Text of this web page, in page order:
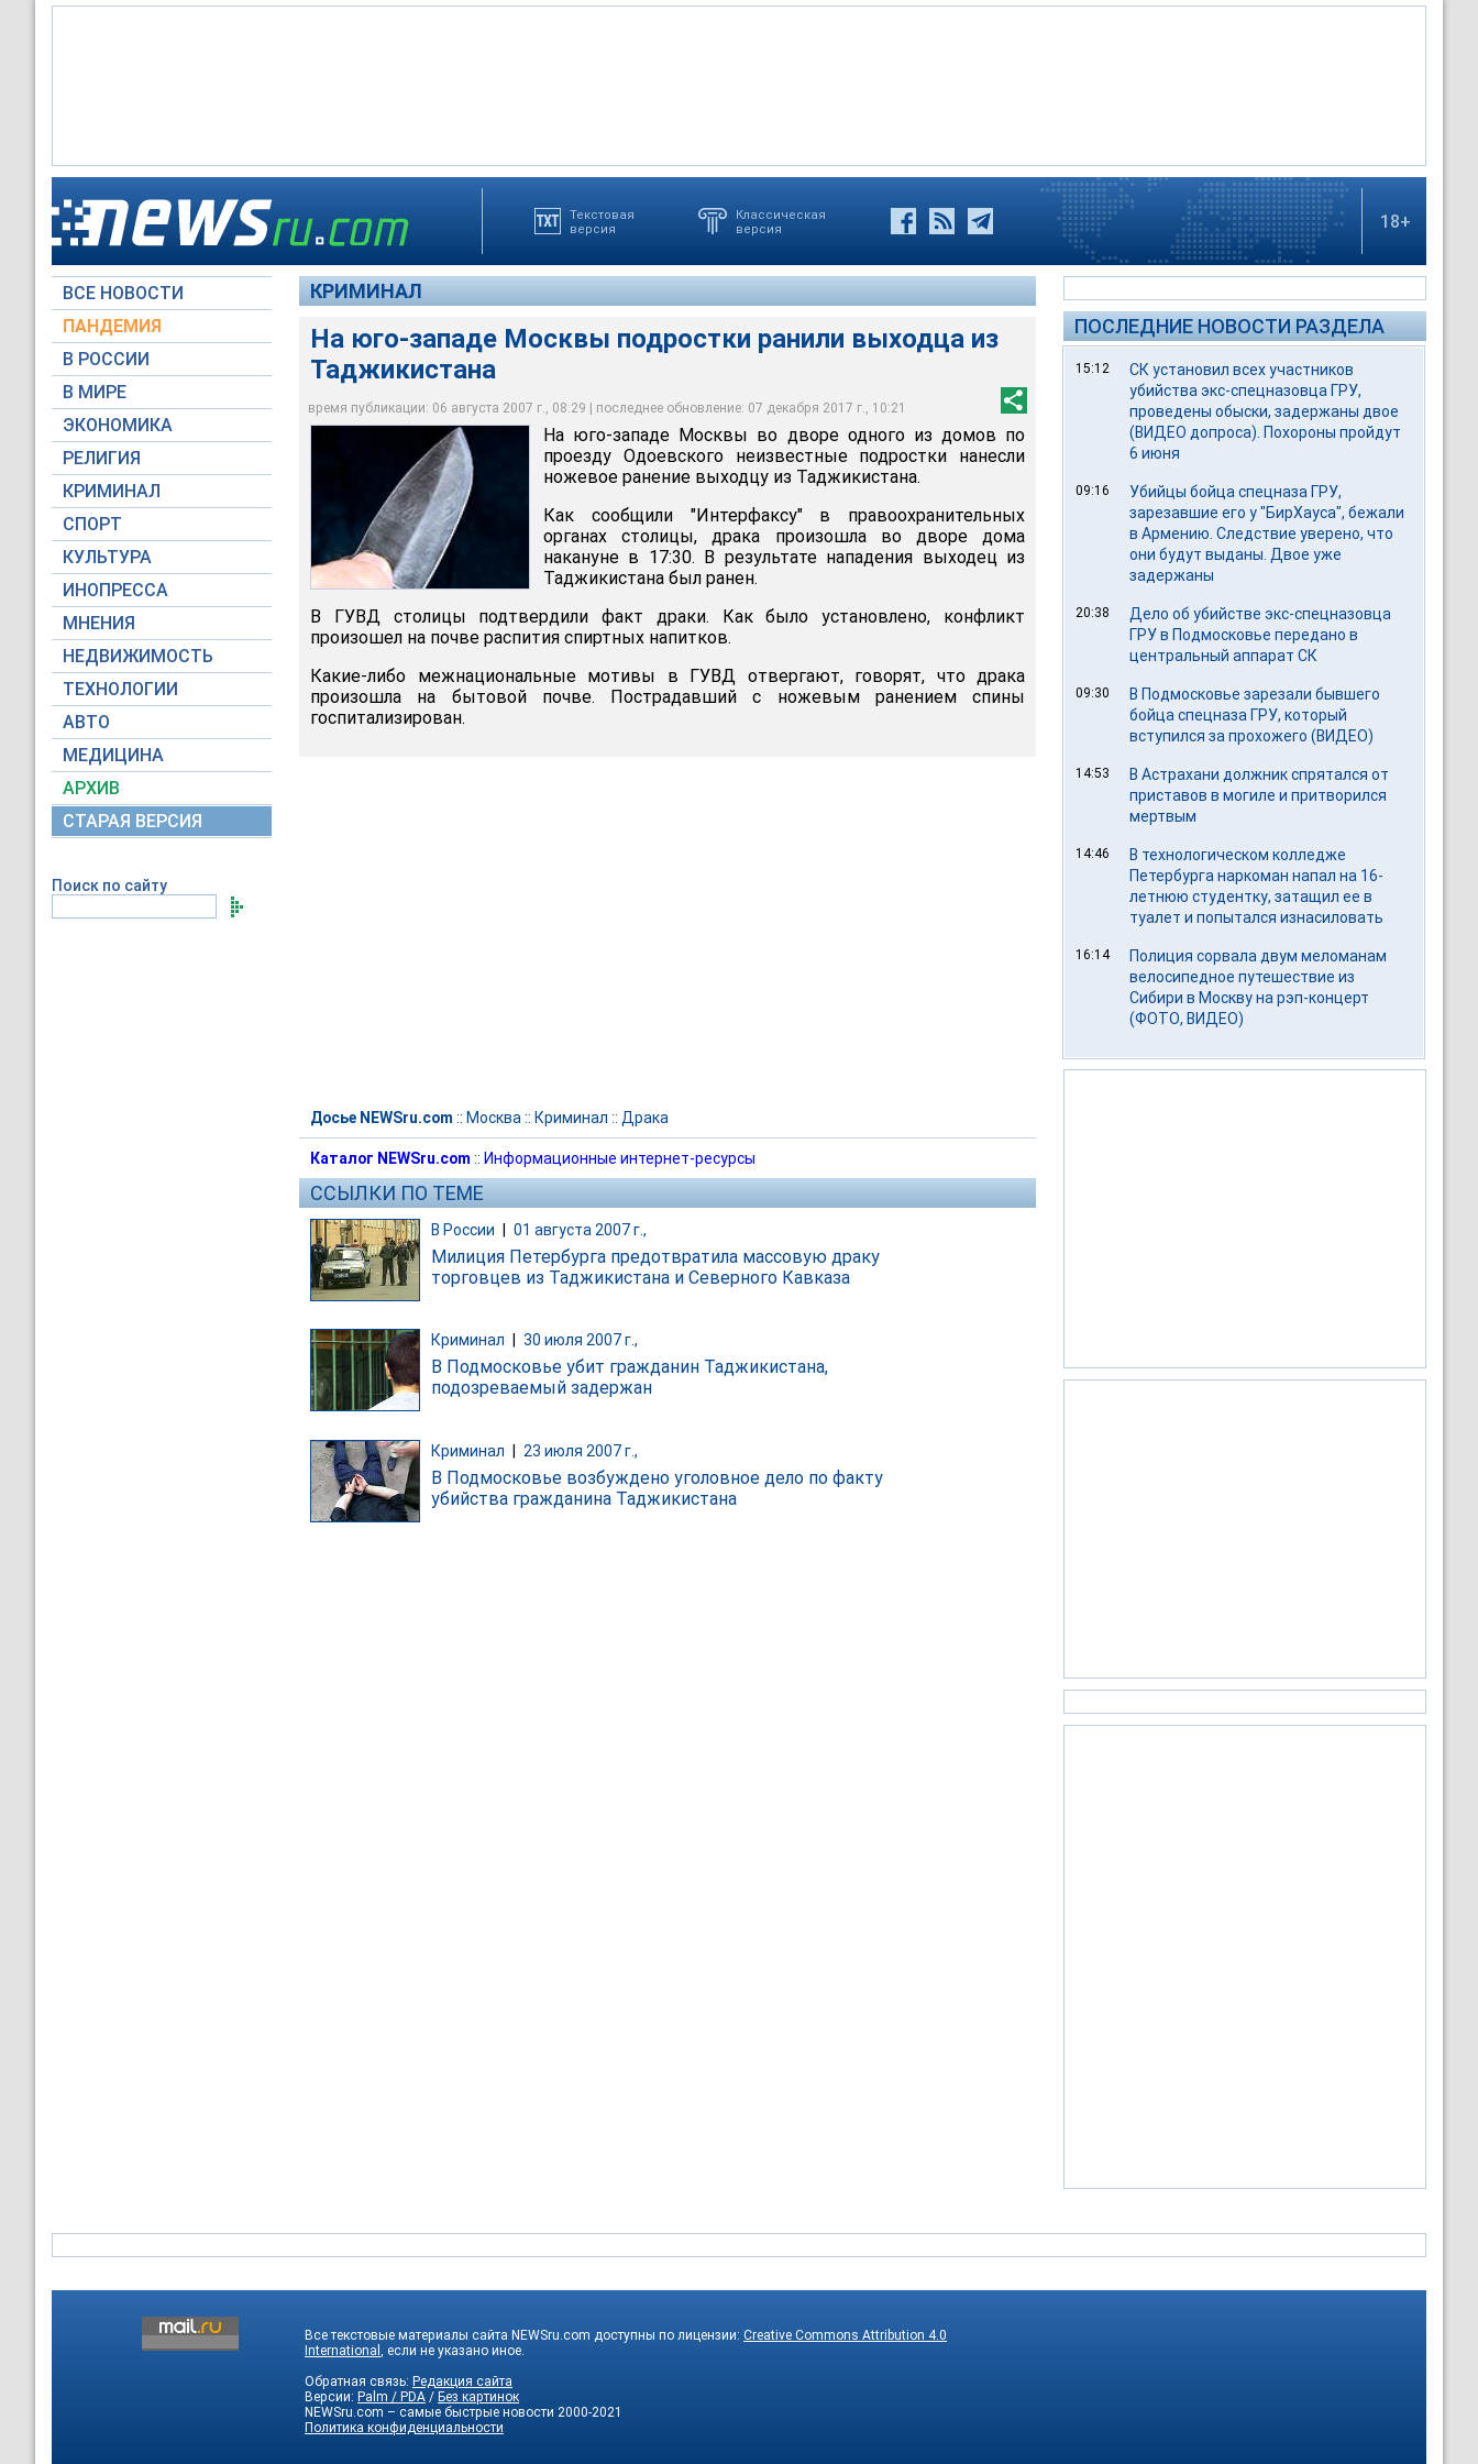
Текстовая
версия
Классическая
версия
18+
ВСЕ НОВОСТИ
ПАНДЕМИЯ
В РОССИИ
В МИРЕ
ЭКОНОМИКА
РЕЛИГИЯ
КРИМИНАЛ
СПОРТ
КУЛЬТУРА
ИНОПРЕССА
МНЕНИЯ
НЕДВИЖИМОСТЬ
ТЕХНОЛОГИИ
АВТО
МЕДИЦИНА
АРХИВ
СТАРАЯ ВЕРСИЯ
Поиск по сайту
КРИМИНАЛ
На юго-западе Москвы подростки ранили выходца из
Таджикистана
время публикации: 06 августа 2007 г., 08:29 | последнее обновление: 07 декабря 2017 г., 10:21
На юго-западе Москвы подростки ранили выходца из Таджикистана
Фото NEWSru.com
На юго-западе Москвы во дворе одного из домов по
проезду Одоевского неизвестные подростки нанесли
ножевое ранение выходцу из Таджикистана.
Как сообщили "Интерфаксу" в правоохранительных
органах столицы, драка произошла во дворе дома
накануне в 17:30. В результате нападения выходец из
Таджикистана был ранен.
В ГУВД столицы подтвердили факт драки. Как было установлено, конфликт
произошел на почве распития спиртных напитков.
Какие-либо межнациональные мотивы в ГУВД отвергают, говорят, что драка
произошла на бытовой почве. Пострадавший с ножевым ранением спины
госпитализирован.
Досье NEWSru.com :: Москва :: Криминал :: Драка
Каталог NEWSru.com :: Информационные интернет-ресурсы
ССЫЛКИ ПО ТЕМЕ
В России 01 августа 2007 г.,
Милиция Петербурга предотвратила массовую драку
торговцев из Таджикистана и Северного Кавказа
Криминал 30 июля 2007 г.,
В Подмосковье убит гражданин Таджикистана,
подозреваемый задержан
Криминал | 23 июля 2007 г.,
В Подмосковье возбуждено уголовное дело по факту
убийства гражданина Таджикистана
ПОСЛЕДНИЕ НОВОСТИ РАЗДЕЛА
15:12
СК установил всех участников
убийства экс-спецназовца ГРУ,
проведены обыски, задержаны двое
(ВИДЕО допроса). Похороны пройдут
6 июня
09:16
Убийцы бойца спецназа ГРУ,
зарезавшие его у "БирХауса", бежали
в Армению. Следствие уверено, что
они будут выданы. Двое уже
задержаны
20:38
Дело об убийстве экс-спецназовца
ГРУ в Подмосковье передано в
центральный аппарат СК
09:30
В Подмосковье зарезали бывшего
бойца спецназа ГРУ, который
вступился за прохожего (ВИДЕО)
14:53
В Астрахани должник спрятался от
приставов в могиле и притворился
мертвым
14:46
В технологическом колледже
Петербурга наркоман напал на 16-
летнюю студентку, затащил ее в
туалет и попытался изнасиловать
16:14
Полиция сорвала двум меломанам
велосипедное путешествие из
Сибири в Москву на рэп-концерт
(ФОТО, ВИДЕО)
Все текстовые материалы сайта NEWSru.com доступны по лицензии: Creative Commons Attribution 4.0
International , если не указано иное.
Обратная связь: Редакция сайта
Версии: Palm / PDA / Без картинок
NEWSru.com – самые быстрые новости 2000-2021
Политика конфиденциальности